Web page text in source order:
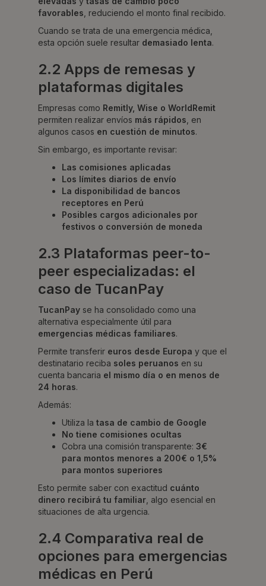
favorables , reduciendo el monto final recibido.
Cuando se trata de una emergencia médica,
esta opción suele resultar demasiado lenta.
2.2 Apps de remesas y
plataformas digitales
Empresas como Remitly, Wise o WorldRemit
permiten realizar envíos más rápidos , en
algunos casos en cuestión de minutos.
Sin embargo, es importante revisar:
Las comisiones aplicadas
Los límites diarios de envío
La disponibilidad de bancos
receptores en Perú
Posibles cargos adicionales por
festivos o conversión de moneda
2.3 Plataformas peer-to-
peer especializadas: el
caso de TucanPay
TucanPay se ha consolidado como una
alternativa especialmente útil para
emergencias médicas familiares.
Permite transferir euros desde Europa y que el
destinatario reciba soles peruanos en su
cuenta bancaria el mismo día o en menos de
24 horas.
Además:
Utiliza la tasa de cambio de Google
No tiene comisiones ocultas
Cobra una comisión transparente: 3€
para montos menores a 200€ o 1,5%
para montos superiores
Esto permite saber con exactitud cuánto
dinero recibirá tu familiar , algo esencial en
situaciones de alta urgencia.
2.4 Comparativa real de
opciones para emergencias
médicas en Perú